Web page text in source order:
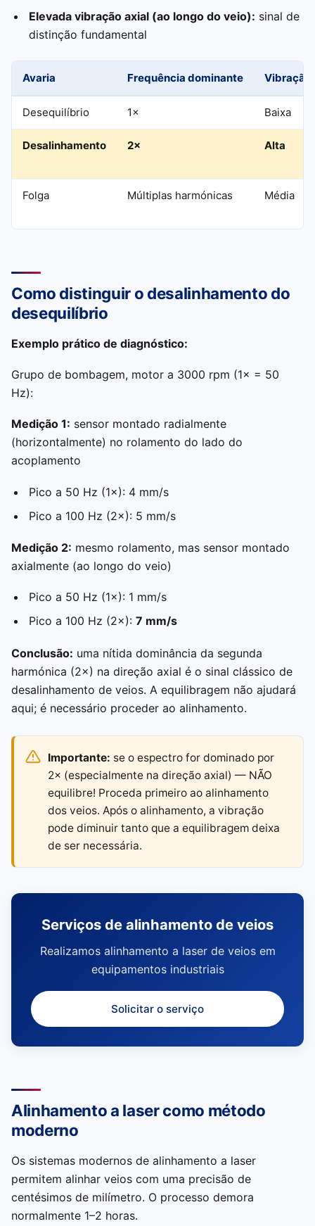
Elevada vibração axial (ao longo do veio): sinal de
distinção fundamental
Avaria Frequência dominante Vibração
Desequilíbrio 1× Baixa
Desalinhamento 2× Alta
Folga Múltiplas harmónicas Média
Como distinguir o desalinhamento do
desequilíbrio
Exemplo prático de diagnóstico:
Grupo de bombagem, motor a 3000 rpm (1× = 50
Hz):
Medição 1: sensor montado radialmente
(horizontalmente) no rolamento do lado do
acoplamento
Pico a 50 Hz (1×): 4 mm/s
Pico a 100 Hz (2×): 5 mm/s
Medição 2: mesmo rolamento, mas sensor montado
axialmente (ao longo do veio)
Pico a 50 Hz (1×): 1 mm/s
Pico a 100 Hz (2×): 7 mm/s
Conclusão: uma nítida dominância da segunda
harmónica (2×) na direção axial é o sinal clássico de
desalinhamento de veios. A equilibragem não ajudará
aqui; é necessário proceder ao alinhamento.
Importante: se o espectro for dominado por
2× (especialmente na direção axial) — NÃO
equilibre! Proceda primeiro ao alinhamento
dos veios. Após o alinhamento, a vibração
pode diminuir tanto que a equilibragem deixa
de ser necessária.
Serviços de alinhamento de veios
Realizamos alinhamento a laser de veios em
equipamentos industriais
Solicitar o serviço
Alinhamento a laser como método
moderno
Os sistemas modernos de alinhamento a laser
permitem alinhar veios com uma precisão de
centésimos de milímetro. O processo demora
normalmente 1–2 horas.